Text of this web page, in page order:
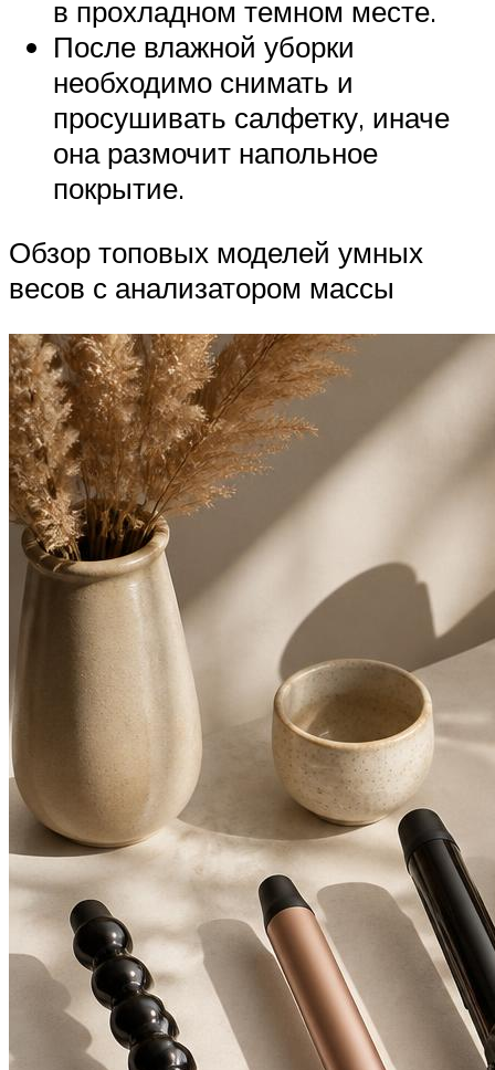
в прохладном темном месте.
После влажной уборки
необходимо снимать и
просушивать салфетку, иначе
она размочит напольное
покрытие.
Обзор топовых моделей умных
весов с анализатором массы